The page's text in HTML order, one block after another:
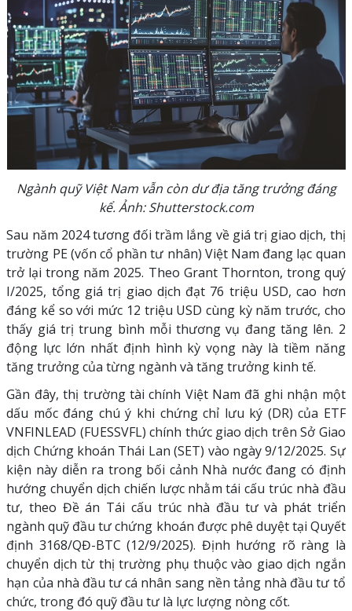
Ngành quỹ Việt Nam vẫn còn dư địa tăng trưởng đáng
kể. Ảnh: Shutterstock.com
Sau năm 2024 tương đối trầm lắng về giá trị giao dịch, thị
trường PE (vốn cổ phần tư nhân) Việt Nam đang lạc quan
trở lại trong năm 2025. Theo Grant Thornton, trong quý
I/2025, tổng giá trị giao dịch đạt 76 triệu USD, cao hơn
đáng kể so với mức 12 triệu USD cùng kỳ năm trước, cho
thấy giá trị trung bình mỗi thương vụ đang tăng lên. 2
động lực lớn nhất định hình kỳ vọng này là tiềm năng
tăng trưởng của từng ngành và tăng trưởng kinh tế.
Gần đây, thị trường tài chính Việt Nam đã ghi nhận một
dấu mốc đáng chú ý khi chứng chỉ lưu ký (DR) của ETF
VNFINLEAD (FUESSVFL) chính thức giao dịch trên Sở Giao
dịch Chứng khoán Thái Lan (SET) vào ngày 9/12/2025. Sự
kiện này diễn ra trong bối cảnh Nhà nước đang có định
hướng chuyển dịch chiến lược nhằm tái cấu trúc nhà đầu
tư, theo Đề án Tái cấu trúc nhà đầu tư và phát triển
ngành quỹ đầu tư chứng khoán được phê duyệt tại Quyết
định 3168/QĐ-BTC (12/9/2025). Định hướng rõ ràng là
chuyển dịch từ thị trường phụ thuộc vào giao dịch ngắn
hạn của nhà đầu tư cá nhân sang nền tảng nhà đầu tư tổ
chức, trong đó quỹ đầu tư là lực lượng nòng cốt.